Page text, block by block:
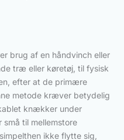
brug af en håndvinch eller
træ eller køretøj, til fysisk
efter at de primære
metode kræver betydelig
knækker under
til mellemstore
ikke flytte sig,